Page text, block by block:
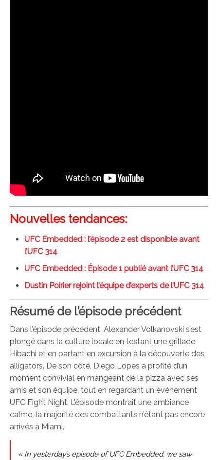
Nouvelles tendances:
UFC Embedded : l’épisode 2 est disponible avant
l’UFC 314
UFC Embedded : Épisode 1 publié avant l’UFC 314
Dustin Poirier rejoint l’équipe d’experts de l’UFC 314
Résumé de l’épisode précédent
Dans l’épisode précédent, Alexander Volkanovski s’est
plongé dans la culture locale en testant une grillade
Hibachi et en partant en excursion à la découverte des
alligators. De son côté, Diego Lopes a profité d’un
moment convivial en mangeant de la pizza avec ses
amis et son équipe, tout en regardant un événement
UFC Fight Night. L’épisode montrait une ambiance
calme, la majorité des combattants n’étant pas encore
arrivés à Miami.
« In yesterday’s episode of UFC Embedded, we saw